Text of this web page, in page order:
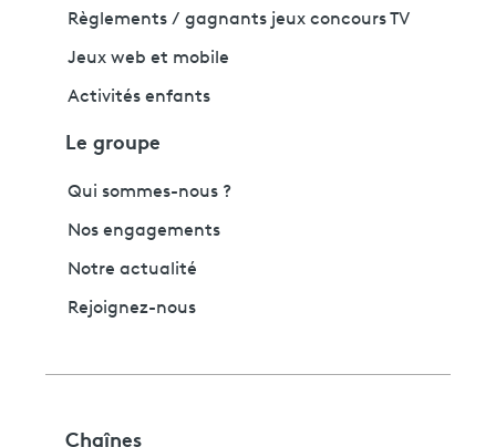
Règlements / gagnants jeux concours TV
Jeux web et mobile
Activités enfants
Le groupe
Qui sommes-nous ?
Nos engagements
Notre actualité
Rejoignez-nous
Chaînes